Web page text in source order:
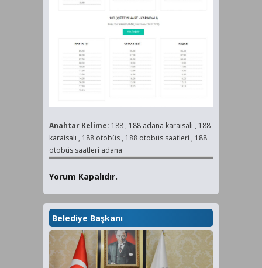
Anahtar Kelime: 188 , 188 adana karaisalı , 188
karaisalı , 188 otobüs , 188 otobüs saatleri , 188
otobüs saatleri adana
Yorum Kapalıdır.
Belediye Başkanı